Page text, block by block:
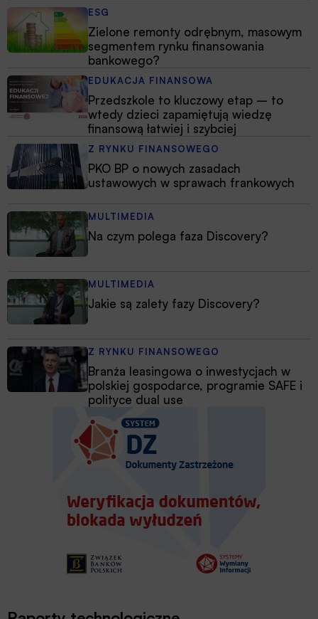
ESG
Zielone remonty odrębnym, masowym
segmentem rynku finansowania
bankowego?
EDUKACJA FINANSOWA
Przedszkole to kluczowy etap – to
wtedy dzieci zapamiętują wiedzę
finansową łatwiej i szybciej
Z RYNKU FINANSOWEGO
PKO BP o nowych zasadach
ustawowych w sprawach frankowych
MULTIMEDIA
Na czym polega faza Discovery?
MULTIMEDIA
Jakie są zalety fazy Discovery?
Z RYNKU FINANSOWEGO
Branża leasingowa o inwestycjach w
polskiej gospodarce, programie SAFE i
polityce dual use